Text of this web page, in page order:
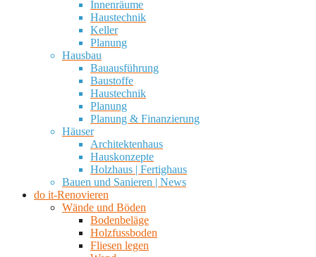
Innenräume
Haustechnik
Keller
Planung
Hausbau
Bauausführung
Baustoffe
Haustechnik
Planung
Planung & Finanzierung
Häuser
Architektenhaus
Hauskonzepte
Holzhaus | Fertighaus
Bauen und Sanieren | News
do it-Renovieren
Wände und Böden
Bodenbeläge
Holzfussboden
Fliesen legen